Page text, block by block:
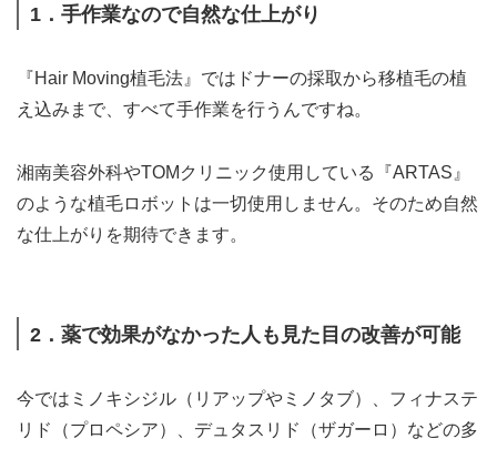
1．手作業なので自然な仕上がり
『Hair Moving植毛法』ではドナーの採取から移植毛の植
え込みまで、すべて手作業を行うんですね。
湘南美容外科やTOMクリニック使用している『ARTAS』
のような植毛ロボットは一切使用しません。そのため自然
な仕上がりを期待できます。
2．薬で効果がなかった人も見た目の改善が可能
今ではミノキシジル（リアップやミノタブ）、フィナステ
リド（プロペシア）、デュタスリド（ザガーロ）などの多